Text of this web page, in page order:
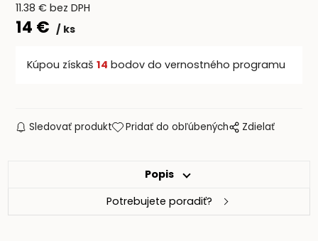
11.38 € bez DPH
14 € ks
Kúpou získaš 14 bodov do vernostného programu
Sledovať produkt Pridať do obľúbených Zdielať
Popis
Potrebujete poradiť?